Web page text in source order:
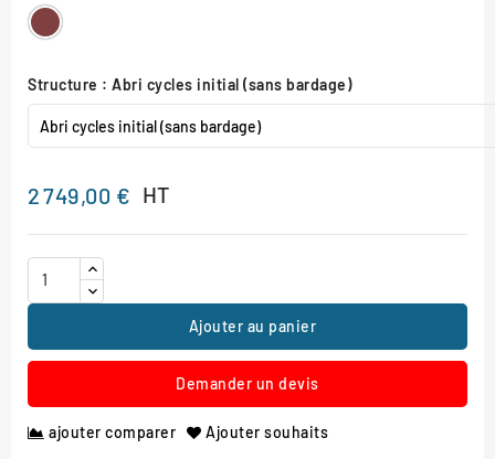
Aspect
Corten
Structure : Abri cycles initial (sans bardage)
2 749,00 € HT
Ajouter au panier
Demander un devis
ajouter comparer Ajouter souhaits